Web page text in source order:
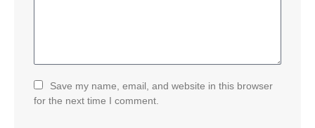
Save my name, email, and website in this browser
for the next time I comment.